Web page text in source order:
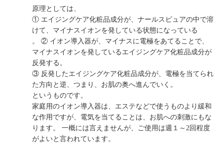
原理としては、
① エイジングケア化粧品成分が、ナールスピュアの中で溶
けて、マイナスイオンを発している状態になっている
。 ② イオン導入器が、マイナスに電極をあてることで、
マイナスイオンを発しているエイジングケア化粧品成分が
反発する。
③ 反発したエイジングケア化粧品成分が、電極を当てられ
た方向と逆、つまり、お肌の奥へ進んでいく。
というものです。
家庭用のイオン導入器は、エステなどで使うものより緩和
な作用ですが、電気を当てることは、お肌への刺激にもな
ります。 一概には言えませんが、ご使用は週１～2回程度
がよいと言われています。